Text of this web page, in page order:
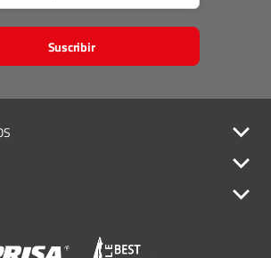
Suscribir